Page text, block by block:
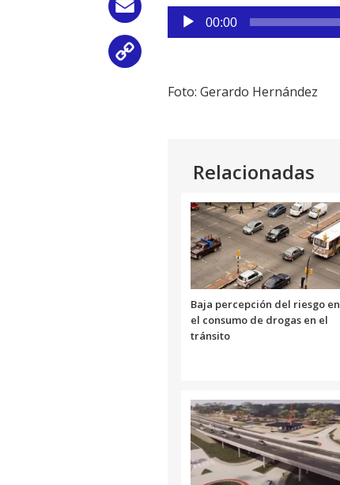
Email
Link
Reproductor
de
00:00
Foto: Gerardo Hernández
Relacionadas
Baja percepción del riesgo en
el consumo de drogas en el
tránsito